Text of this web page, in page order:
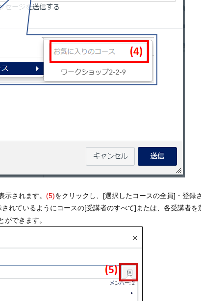
示されます。(5)をクリックし、[選択したコースの全員]・登
れているようにコースの[受講者のすべて]または、各受講者を
できます。